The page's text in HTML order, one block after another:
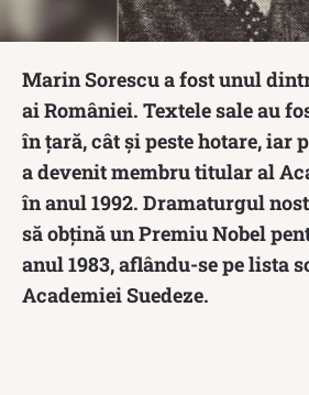
Marin Sorescu a fost unul
ai României. Textele sale au
în țară, cât și peste hotare, iar
a devenit membru titular al
în anul 1992. Dramaturgul
să obțină un Premiu Nobel
anul 1983, aflându-se pe lista
Academiei Suedeze.